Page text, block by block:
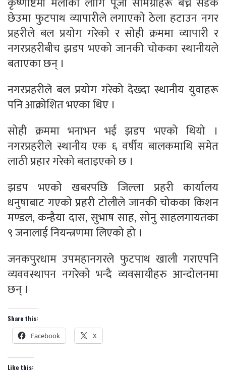
छेउमा फुटपाथ व्यापारीले लगाएको ठेला हटाउन नगर
प्रहरीले बल प्रयोग गरेको र सोही क्रममा व्यापारी र
नगरप्रहरीबीच झडप भएको जानकी चोकका स्थानीयले
बताएका छन् ।
नगरप्रहरीले बल प्रयोग गरेको देख्दा स्थानीय युवाहरू
पनि आक्रोशित भएका थिए ।
सोही क्रममा भनाभन भई झडप भएको थियो ।
नगरप्रहरीले स्थानीय एक ६ वर्षीय बालकमाथि समेत
लाठी प्रहार गरेको बताइएको छ ।
झडप भएको खबरपछि जिल्ला प्रहरी कार्यालय
धनुषाबाट गएको प्रहरी टोलीले जानकी चोकका किशन
मण्डल, कन्हैया दास, सुभाष साह, सोनु साहलगायतका
९ जनालाई नियन्त्रणमा लिएको हो ।
जनकपुरधाम उपमहानगरले फुटपाथ खाली गराएपनि
व्यववस्थापन नगरेको भन्दै व्यवसायीहरु आन्दोलनमा
छन् ।
Share this:
Facebook X
Like this: